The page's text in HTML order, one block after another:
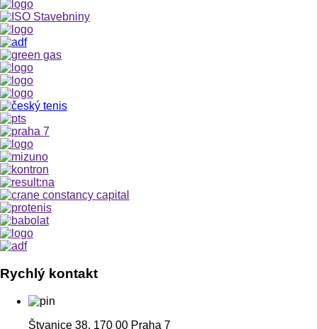
Rychlý kontakt
Štvanice 38, 170 00 Praha 7